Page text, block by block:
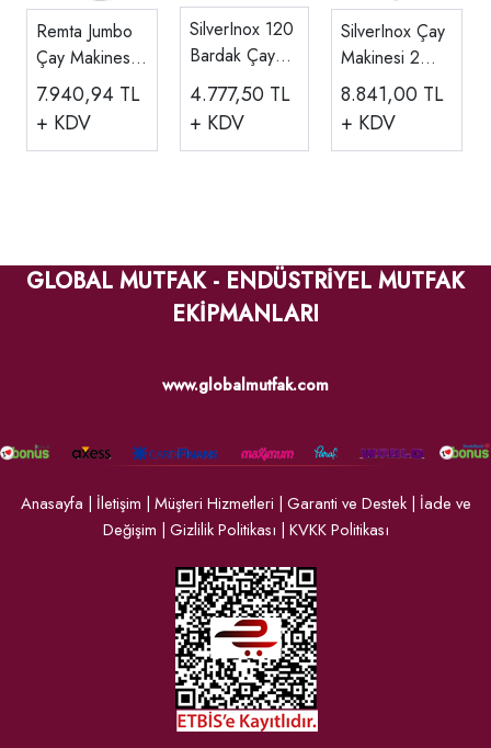
Remta Jumbo
Çay Makinesi
Çift Demlikli
DE15
7.940,94 TL
+ KDV
SilverInox 120
Bardak Çay
Makinesi, 12
LT
4.777,50 TL
+ KDV
SilverInox Çay
Makinesi 2
Demlikli, 13 LT
8.841,00 TL
+ KDV
GLOBAL MUTFAK - ENDÜSTRİYEL MUTFAK
EKİPMANLARI
www.globalmutfak.com
Anasayfa | İletişim | Müşteri Hizmetleri | Garanti ve Destek| İade ve
Değişim | Gizlilik Politikası | KVKK Politikası